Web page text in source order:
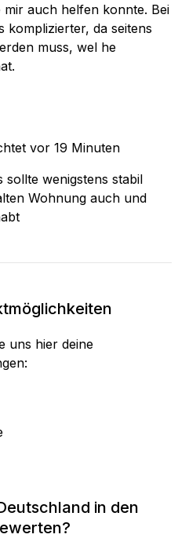
auch helfen konnte. Bei
komplizierter, da seitens
muss, wel he
vor 19 Minuten
sollte wenigstens stabil
Wohnung auch und
uns hier deine
in den